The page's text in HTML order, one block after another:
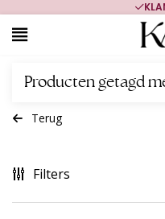
Producten getagd
Terug
Filters